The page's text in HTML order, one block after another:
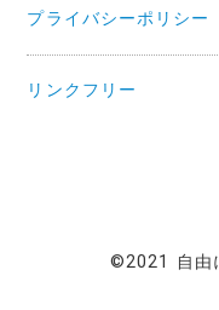
プライバシーポリシー
リンクフリー
©2021 自由